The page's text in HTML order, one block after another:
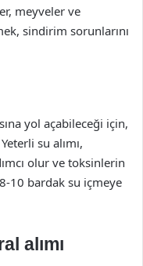
meyveler ve
sindirim sorunlarını
yol açabileceği için,
su alımı,
olur ve toksinlerin
8-10 bardak su içmeye
alımı